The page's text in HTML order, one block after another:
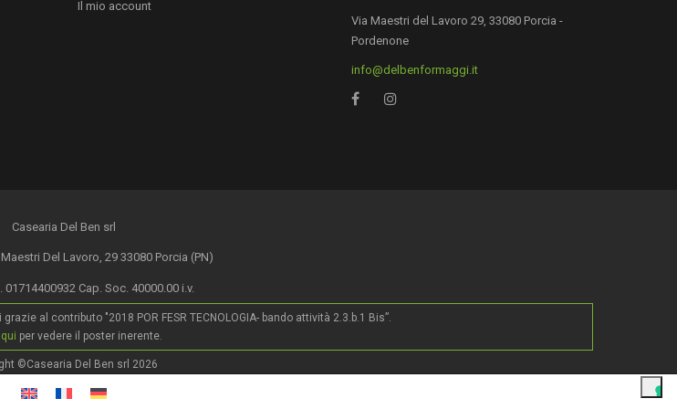
Il mio account
Via Maestri del Lavoro 29, 33080 Porcia -
Pordenone
info@delbenformaggi.it
Casearia Del Ben srl
Del Lavoro, 29 33080 Porcia (PN)
01714400932 Cap. Soc. 40000.00 i.v.
al contributo "2018 POR FESR TECNOLOGIA- bando attività 2.3.b.1 Bis”.
per vedere il poster inerente.
©Casearia Del Ben srl 2026